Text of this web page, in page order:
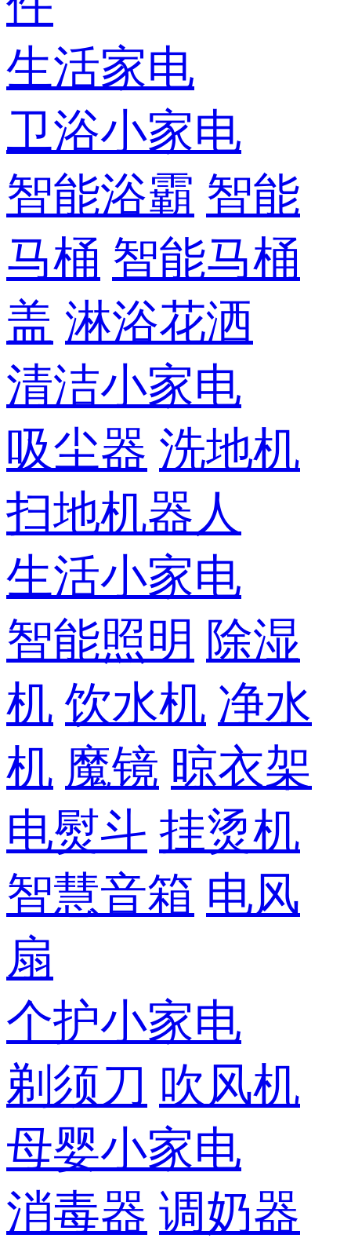
生活家电
卫浴小家电
智能浴霸 智能
马桶 智能马桶
盖 淋浴花洒
清洁小家电
吸尘器 洗地机
扫地机器人
生活小家电
智能照明 除湿
机 饮水机 净水
机 魔镜 晾衣架
电熨斗 挂烫机
智慧音箱 电风
扇
个护小家电
剃须刀 吹风机
母婴小家电
消毒器 调奶器